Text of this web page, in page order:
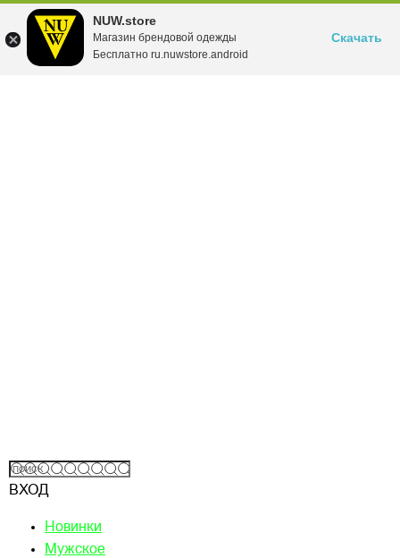
NUW.store
Магазин брендовой одежды
Бесплатно ru.nuwstore.android
Скачать
ВХОД
Новинки
Мужское